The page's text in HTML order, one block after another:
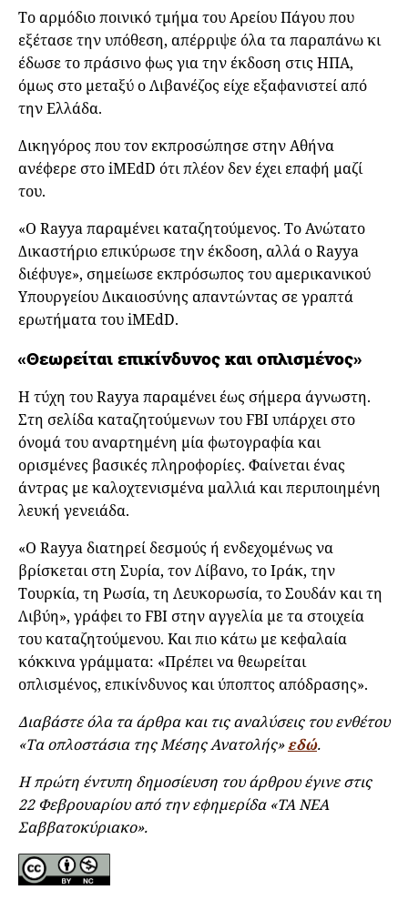
Το αρμόδιο ποινικό τμήμα του Αρείου Πάγου που
εξέτασε την υπόθεση, απέρριψε όλα τα παραπάνω κι
έδωσε το πράσινο φως για την έκδοση στις ΗΠΑ,
όμως στο μεταξύ ο Λιβανέζος είχε εξαφανιστεί από
την Ελλάδα.
Δικηγόρος που τον εκπροσώπησε στην Αθήνα
ανέφερε στο iMEdD ότι πλέον δεν έχει επαφή μαζί
του.
«Ο Rayya παραμένει καταζητούμενος. Το Ανώτατο
Δικαστήριο επικύρωσε την έκδοση, αλλά ο Rayya
διέφυγε», σημείωσε εκπρόσωπος του αμερικανικού
Υπουργείου Δικαιοσύνης απαντώντας σε γραπτά
ερωτήματα του iMEdD.
«Θεωρείται επικίνδυνος και οπλισμένος»
Η τύχη του Rayya παραμένει έως σήμερα άγνωστη.
Στη σελίδα καταζητούμενων του FBI υπάρχει στο
όνομά του αναρτημένη μία φωτογραφία και
ορισμένες βασικές πληροφορίες. Φαίνεται ένας
άντρας με καλοχτενισμένα μαλλιά και περιποιημένη
λευκή γενειάδα.
«Ο Rayya διατηρεί δεσμούς ή ενδεχομένως να
βρίσκεται στη Συρία, τον Λίβανο, το Ιράκ, την
Τουρκία, τη Ρωσία, τη Λευκορωσία, το Σουδάν και τη
Λιβύη», γράφει το FBI στην αγγελία με τα στοιχεία
του καταζητούμενου. Και πιο κάτω με κεφαλαία
κόκκινα γράμματα: «Πρέπει να θεωρείται
οπλισμένος, επικίνδυνος και ύποπτος απόδρασης».
Διαβάστε όλα τα άρθρα και τις αναλύσεις του ενθέτου
«Τα οπλοστάσια της Μέσης Ανατολής»εδώ.
Η πρώτη έντυπη δημοσίευση του άρθρου έγινε στις
22 Φεβρουαρίου από την εφημερίδα «ΤΑ ΝΕΑ
Σαββατοκύριακο».